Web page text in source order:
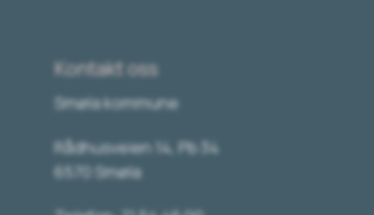
Kontakt oss
Smøla kommune
Rådhusveien 14, Pb 34
6570 Smøla